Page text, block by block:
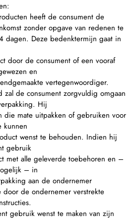
heeft de consument de
zonder opgave van redenen te
dagen. Deze bedenktermijn gaat in
door de consument of een vooraf
en
vertegenwoordiger.
de consument zorgvuldig omgaan
Hij
die mate uitpakken of gebruiken voor
kunnen
wenst te behouden. Indien hij
gebruik
met alle geleverde toebehoren en –
– in
aan de ondernemer
de ondernemer verstrekte
gebruik wenst te maken van zijn